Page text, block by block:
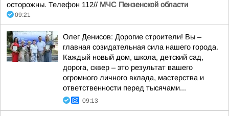
осторожны. Телефон 112// МЧС Пензенской области
09:21
Олег Денисов: Дорогие строители! Вы –
главная созидательная сила нашего города.
Каждый новый дом, школа, детский сад,
дорога, сквер – это результат вашего
огромного личного вклада, мастерства и
ответственности перед тысячами...
09:13